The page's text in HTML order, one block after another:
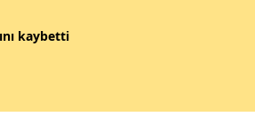
kaybetti